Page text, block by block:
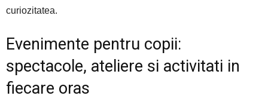
curiozitatea.
Evenimente pentru copii:
spectacole, ateliere si activitati in
fiecare oras